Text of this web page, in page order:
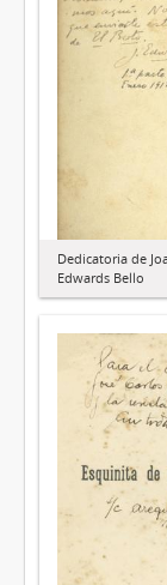
Dedicatoria de
Edwards Bello